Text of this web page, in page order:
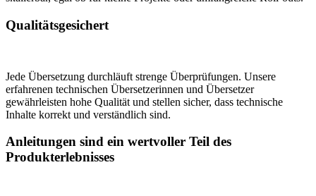
Qualitätsgesichert
Jede Übersetzung durchläuft strenge Überprüfungen. Unsere
erfahrenen technischen Übersetzerinnen und Übersetzer
gewährleisten hohe Qualität und stellen sicher, dass technische
Inhalte korrekt und verständlich sind.
Anleitungen sind ein wertvoller Teil des
Produkterlebnisses